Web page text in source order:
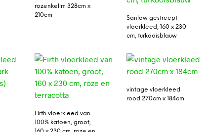
rozenkelim 328cm x
210cm
Sanlow gestreept
vloerkleed, 160 x 230
cm, turkooisblauw
Firth vloerkleed van
100% katoen, groot,
vintage vloerkleed
rood 270cm x 184cm